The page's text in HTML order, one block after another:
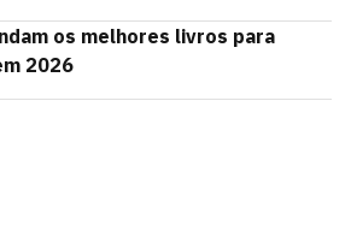
os melhores livros para
2026